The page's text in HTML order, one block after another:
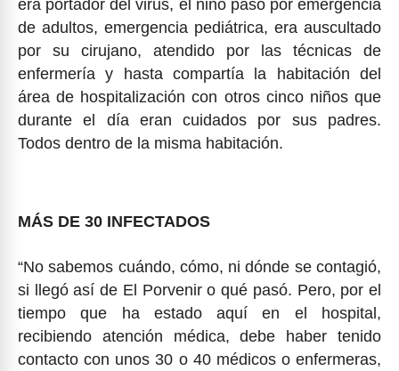
era portador del virus, el niño pasó por emergencia
de adultos, emergencia pediátrica, era auscultado
por su cirujano, atendido por las técnicas de
enfermería y hasta compartía la habitación del
área de hospitalización con otros cinco niños que
durante el día eran cuidados por sus padres.
Todos dentro de la misma habitación.
MÁS DE 30 INFECTADOS
“No sabemos cuándo, cómo, ni dónde se contagió,
si llegó así de El Porvenir o qué pasó. Pero, por el
tiempo que ha estado aquí en el hospital,
recibiendo atención médica, debe haber tenido
contacto con unos 30 o 40 médicos o enfermeras,